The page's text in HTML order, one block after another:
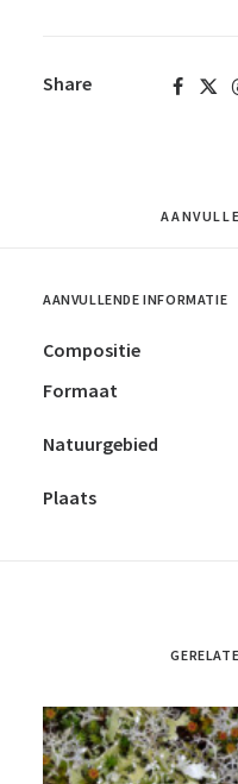
Share
AANVULLENDE INFORMATIE
Compositie
Formaat
Natuurgebied
Plaats